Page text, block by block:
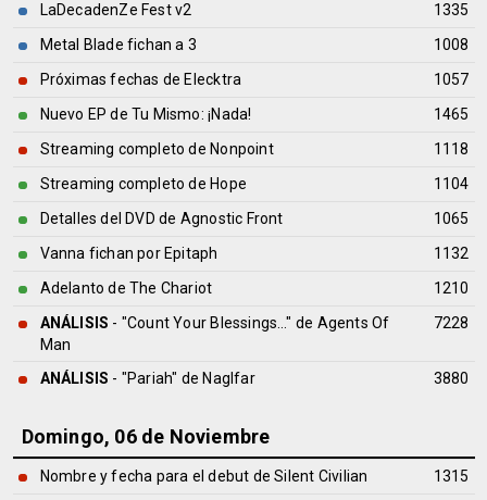
LaDecadenZe Fest v2
1335
Metal Blade fichan a 3
1008
Próximas fechas de Elecktra
1057
Nuevo EP de Tu Mismo: ¡Nada!
1465
Streaming completo de Nonpoint
1118
Streaming completo de Hope
1104
Detalles del DVD de Agnostic Front
1065
Vanna fichan por Epitaph
1132
Adelanto de The Chariot
1210
ANÁLISIS - "Count Your Blessings…" de Agents Of
Man
7228
ANÁLISIS - "Pariah" de Naglfar 3880
Domingo, 06 de Noviembre
Nombre y fecha para el debut de Silent Civilian
1315